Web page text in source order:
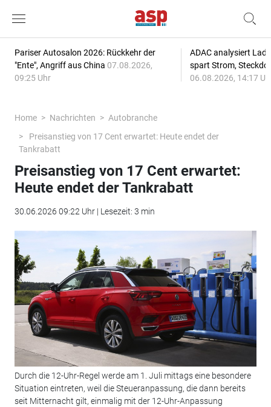
Pariser Autosalon 2026: Rückkehr der
"Ente", Angriff aus China 07.08.2026,
09:25 Uhr
ADAC analysiert
spart Strom,
06.08.2026, 14:17
Home Nachrichten
Autobranche
Preisanstieg von 17 Cent erwartet: Heute endet der
Tankrabatt
Preisanstieg von 17 Cent erwartet:
Heute endet der Tankrabatt
30.06.2026 09:22 Uhr | Lesezeit: 3 min
Durch die 12-Uhr-Regel werde am 1. Juli mittags eine besondere
Situation eintreten, weil die Steueranpassung, die dann bereits
seit Mitternacht gilt, einmalig mit der 12-Uhr-Anpassung